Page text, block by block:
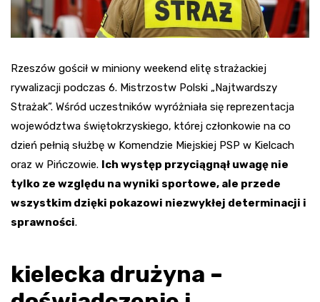
Rzeszów gościł w miniony weekend elitę strażackiej
rywalizacji podczas 6. Mistrzostw Polski „Najtwardszy
Strażak”. Wśród uczestników wyróżniała się reprezentacja
województwa świętokrzyskiego, której członkowie na co
dzień pełnią służbę w Komendzie Miejskiej PSP w Kielcach
oraz w Pińczowie. Ich występ przyciągnął uwagę nie
tylko ze względu na wyniki sportowe, ale przede
wszystkim dzięki pokazowi niezwykłej determinacji i
sprawności.
kielecka drużyna –